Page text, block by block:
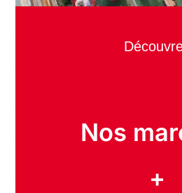
Nos
+